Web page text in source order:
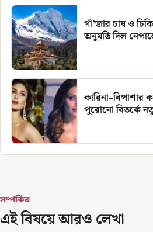
গাঁ’জার চাষ ও
অনুমতি দিল
কারিনা–বিপাশার
পুরোনো বিতর্কে
সম্পর্কিত
এই বিষয়ে আরও লেখা